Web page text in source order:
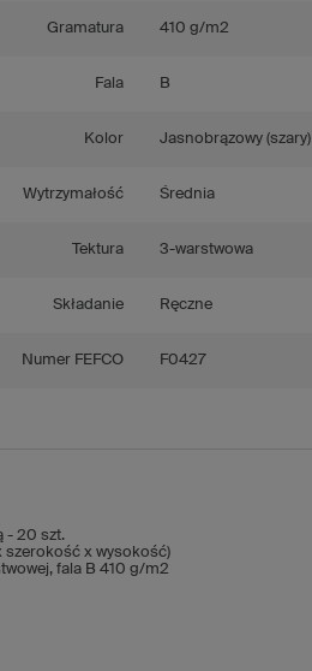
Gramatura 410 g/m2
Fala B
Kolor Jasnobrązowy (szary)
Wytrzymałość Średnia
Tektura 3-warstwowa
Składanie Ręczne
Numer FEFCO F0427
- 20 szt.
x wysokość)
fala B 410 g/m2